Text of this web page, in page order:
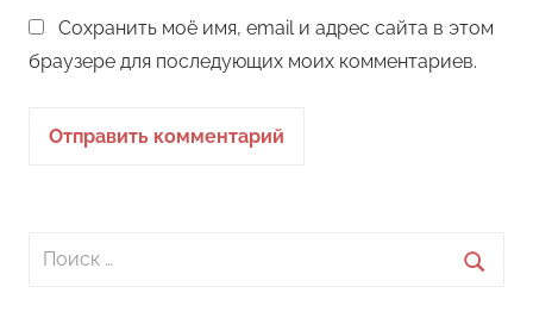
Сохранить моё имя, email и адрес сайта в этом
браузере для последующих моих комментариев.
Поиск